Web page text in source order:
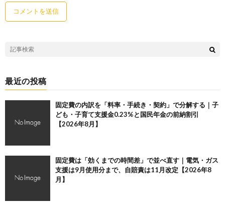
最近の投稿
固定費の内訳を「料率・手続き・契約」で分解する｜子
ども・子育て支援金0.23%と国民年金の前納割引
【2026年8月】
固定費は「効くまでの時間差」で並べ直す｜電気・ガス
支援は9月使用分まで、自賠責は11月改定【2026年8
月】